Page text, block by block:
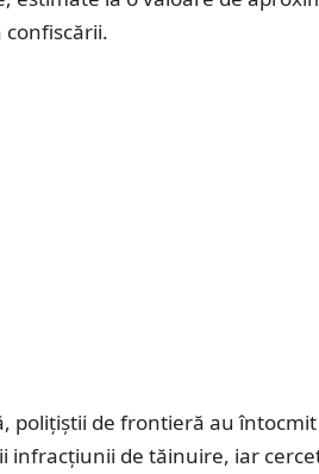
confiscării.
poliţiştii de frontieră au
infracţiunii de tăinuire, iar